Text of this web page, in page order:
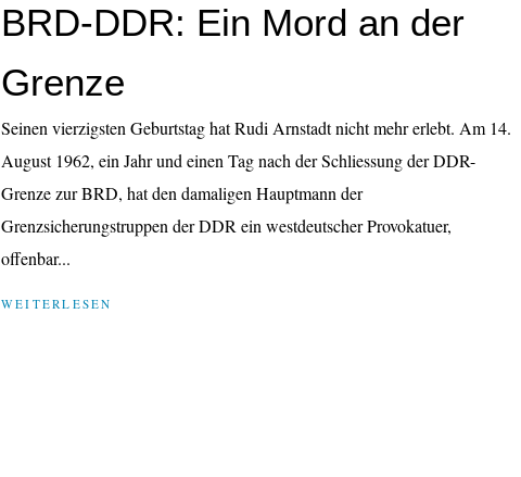
BRD-DDR: Ein Mord an der
Grenze
Seinen vierzigsten Geburtstag hat Rudi Arnstadt nicht mehr erlebt. Am 14.
August 1962, ein Jahr und einen Tag nach der Schliessung der DDR-
Grenze zur BRD, hat den damaligen Hauptmann der
Grenzsicherungstruppen der DDR ein westdeutscher Provokatuer,
offenbar...
WEITERLESEN